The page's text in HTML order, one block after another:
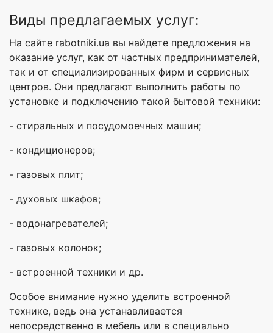
Виды предлагаемых услуг:
На сайте rabotniki.ua вы найдете предложения на
оказание услуг, как от частных предпринимателей,
так и от специализированных фирм и сервисных
центров. Они предлагают выполнить работы по
установке и подключению такой бытовой техники:
- стиральных и посудомоечных машин;
- кондиционеров;
- газовых плит;
- духовых шкафов;
- водонагревателей;
- газовых колонок;
- встроенной техники и др.
Особое внимание нужно уделить встроенной
технике, ведь она устанавливается
непосредственно в мебель или в специально